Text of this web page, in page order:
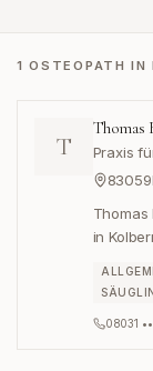
1 OSTEOPATH IN
T
Thomas
Praxis
83059
Thomas
in
08031